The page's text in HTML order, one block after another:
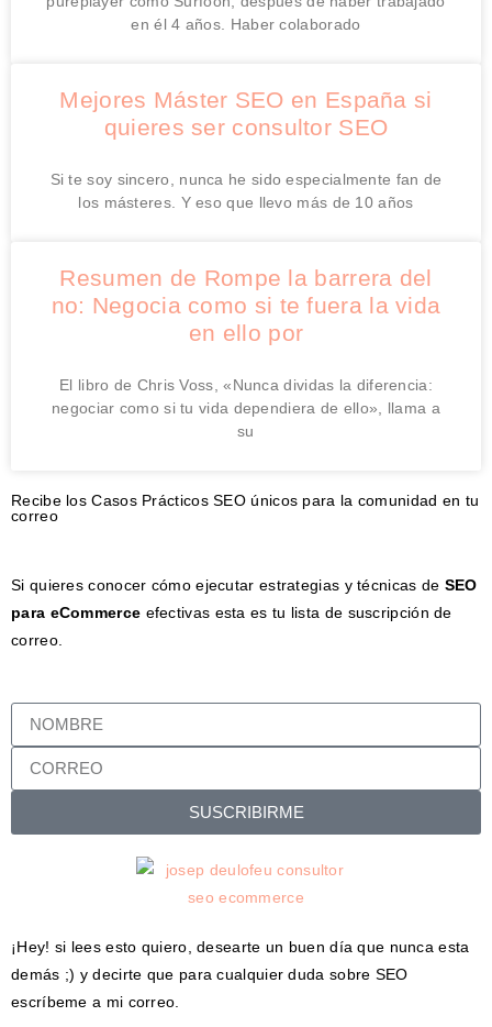
en él 4 años. Haber colaborado
Mejores Máster SEO en España si
quieres ser consultor SEO
Si te soy sincero, nunca he sido especialmente fan de
los másteres. Y eso que llevo más de 10 años
Resumen de Rompe la barrera del
no: Negocia como si te fuera la vida
en ello por
El libro de Chris Voss, «Nunca dividas la diferencia:
negociar como si tu vida dependiera de ello», llama a
su
Recibe los Casos Prácticos SEO únicos para la comunidad en tu
correo
Si quieres conocer cómo ejecutar estrategias y técnicas de SEO
para eCommerce efectivas esta es tu lista de suscripción de
correo.
SUSCRIBIRME
¡Hey! si lees esto quiero, desearte un buen día que nunca esta
demás ;) y decirte que para cualquier duda sobre SEO
escríbeme a mi correo.